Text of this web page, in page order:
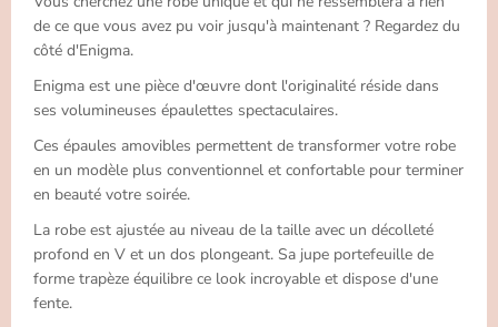
de ce que vous avez pu voir jusqu'à maintenant ? Regardez du
côté d'Enigma.
Enigma est une pièce d'œuvre dont l'originalité réside dans
ses volumineuses épaulettes spectaculaires.
Ces épaules amovibles permettent de transformer votre robe
en un modèle plus conventionnel et confortable pour terminer
en beauté votre soirée.
La robe est ajustée au niveau de la taille avec un décolleté
profond en V et un dos plongeant. Sa jupe portefeuille de
forme trapèze équilibre ce look incroyable et dispose d'une
fente.